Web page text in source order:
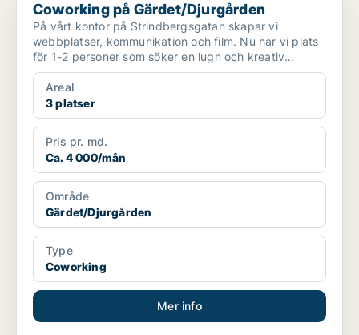
Coworking på Gärdet/Djurgården
På vårt kontor på Strindbergsgatan skapar vi
webbplatser, kommunikation och film. Nu har vi plats
för 1-2 personer som söker en lugn och kreativ
arbetsplats....
Areal
3 platser
Pris pr. md.
Ca. 4 000/mån
Område
Gärdet/Djurgården
Type
Coworking
Mer info